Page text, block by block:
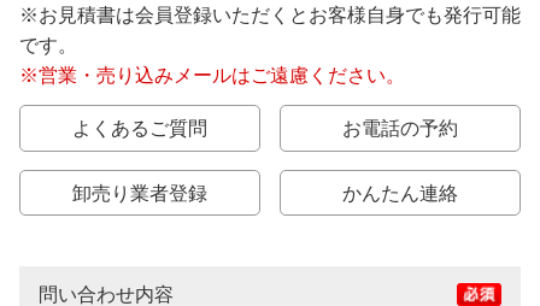
※お見積書は会員登録いただくとお客様自身でも発行可能
です。
※営業・売り込みメールはご遠慮ください。
よくあるご質問 お電話の予約
卸売り業者登録 かんたん連絡
問い合わせ内容